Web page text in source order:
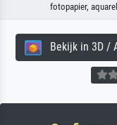
fotopapier,
Bekijk in 3D /